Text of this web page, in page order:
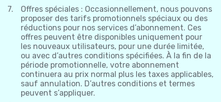
Offres spéciales : Occasionnellement, nous pouvons
proposer des tarifs promotionnels spéciaux ou des
réductions pour nos services d’abonnement. Ces
offres peuvent être disponibles uniquement pour
les nouveaux utilisateurs, pour une durée limitée,
ou avec d’autres conditions spécifiées. À la fin de la
période promotionnelle, votre abonnement
continuera au prix normal plus les taxes applicables,
sauf annulation. D’autres conditions et termes
peuvent s’appliquer.